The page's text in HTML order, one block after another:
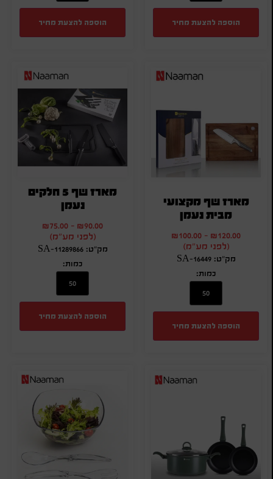
הוספה להצעת מחיר הוספה להצעת מחיר
מארז שף מקצועי
מבית נעמן
₪120.00
-
₪100.00
(לפני מע"מ)
מק"ט: SA-16449
כמות:
הוספה להצעת מחיר
מארז שף 5 חלקים
נעמן
₪90.00
-
₪75.00
(לפני מע"מ)
מק"ט: SA-11289866
כמות:
הוספה להצעת מחיר